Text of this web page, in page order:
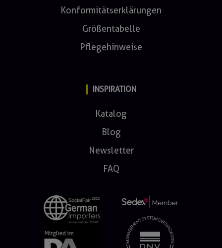
Konformitätserklärungen
Größentabelle
Pflegehinweise
INSPIRATION
Katalog
Blog
Newsletter
FAQ